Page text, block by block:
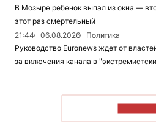
В Мозыре ребенок выпал из окна —
этот раз смертельный
21:44
06.08.2026
Политика
Руководство Euronews ждет от
за включения канала в